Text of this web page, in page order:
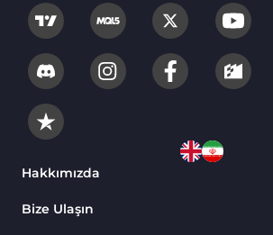
Hakkımızda
Bize Ulaşın